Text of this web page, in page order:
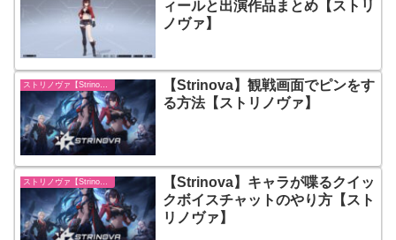
ィールと出演作品まとめ【ストリ
ノヴァ】
【Strinova】観戦画面でピンをす
る方法【ストリノヴァ】
【Strinova】キャラが喋るクイッ
クボイスチャットのやり方【スト
リノヴァ】